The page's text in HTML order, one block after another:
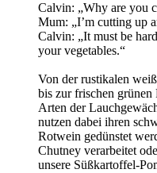
Calvin: „Why are you
Mum: „I’m cutting up
Calvin: „It must be
your vegetables.“
Von der rustikalen
bis zur frischen
Arten der
nutzen dabei ihren
Rotwein gedünstet
Chutney verarbeitet
unsere Süßkartoffel-